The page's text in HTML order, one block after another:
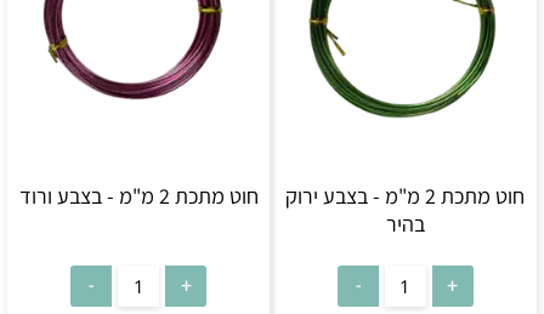
חוט מתכת 2 מ"מ - בצבע ירוק
בהיר
חוט מתכת 2 מ"מ - בצבע ורוד